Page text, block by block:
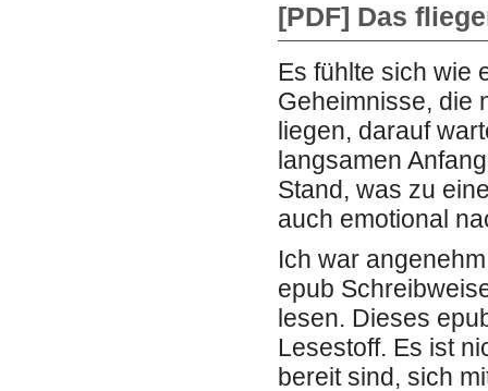
[PDF] Das
Es fühlte sich wie
Geheimnisse, die
liegen, darauf
langsamen
Stand, was zu
auch emotional
Ich war
epub
lesen. Dieses
Lesestoff. Es ist
bereit sind, sich